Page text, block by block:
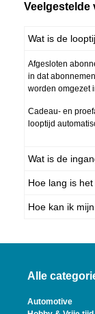
Veelgestelde
Wat is de
Afgesloten
in dat
worden omgezet
Cadeau- en
looptijd
Wat is de
Hoe lang is
Hoe kan ik
Alle
Automotive